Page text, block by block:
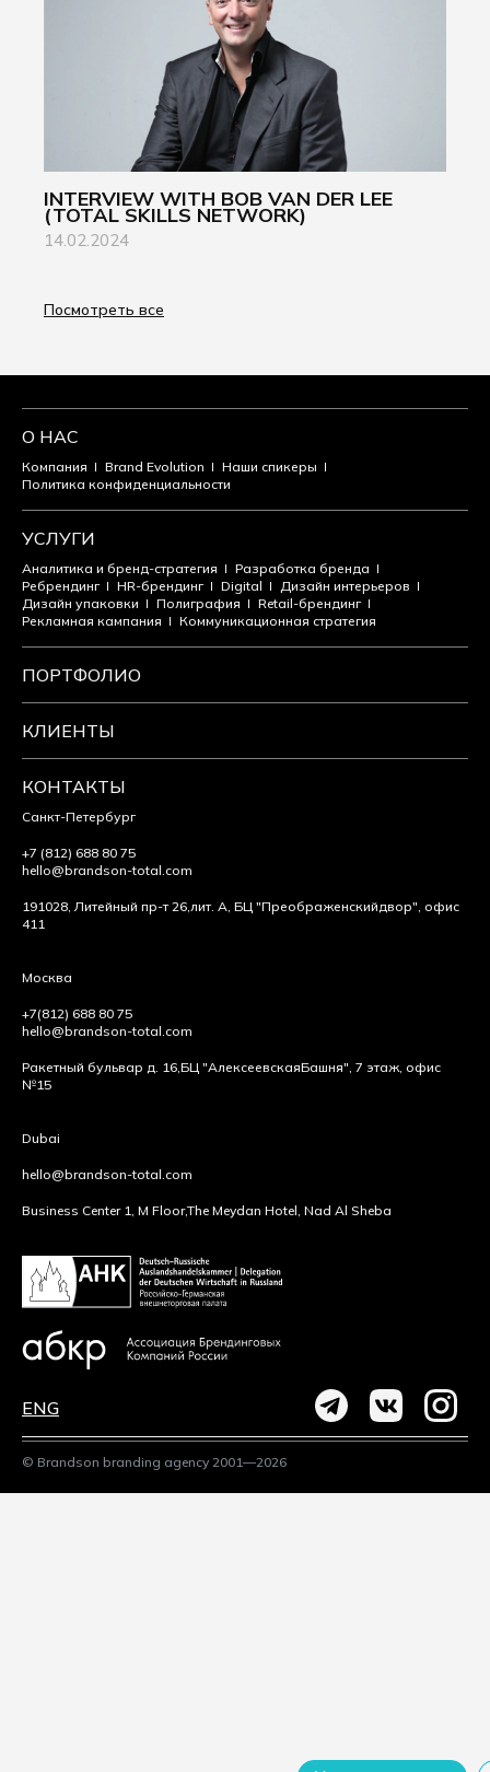
INTERVIEW WITH BOB VAN DER LEE
(TOTAL SKILLS NETWORK)
14.02.2024
Посмотреть все
О НАС
Компания Brand Evolution
Наши спикеры
Политика конфиденциальности
УСЛУГИ
Аналитика и бренд-стратегия
Разработка бренда
Ребрендинг
HR-брендинг Digital
Дизайн интерьеров
Дизайн упаковки
Полиграфия
Retail-брендинг
Рекламная кампания
Коммуникационная стратегия
ПОРТФОЛИО
КЛИЕНТЫ
КОНТАКТЫ
Санкт-Петербург
+7 (812) 688 80 75
hello@brandson-total.com
191028, Литейный пр-т 26,лит. А, БЦ "Преображенскийдвор", офис
411
Москва
+7(812) 688 80 75
hello@brandson-total.com
Ракетный бульвар д. 16,БЦ "АлексеевскаяБашня", 7 этаж, офис
№15
Dubai
hello@brandson-total.com
Business Center 1, M Floor,The Meydan Hotel, Nad Al Sheba
ENG
© Brandson branding agency 2001—2026